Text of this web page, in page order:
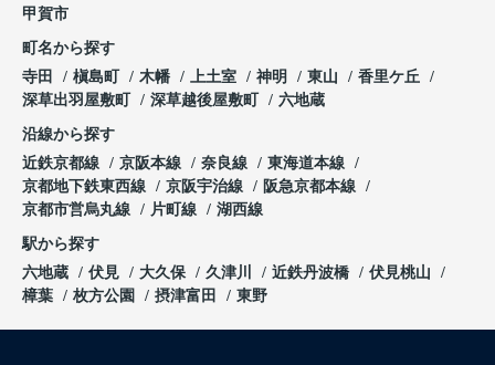
甲賀市
町名から探す
寺田
槇島町 木幡 上土室 神明 東山
香里ケ丘
深草出羽屋敷町
深草越後屋敷町 六地蔵
沿線から探す
近鉄京都線
京阪本線 奈良線
東海道本線
京都地下鉄東西線
京阪宇治線
阪急京都本線
京都市営烏丸線
片町線 湖西線
駅から探す
六地蔵
伏見 大久保 久津川 近鉄丹波橋
伏見桃山
樟葉
枚方公園 摂津富田 東野